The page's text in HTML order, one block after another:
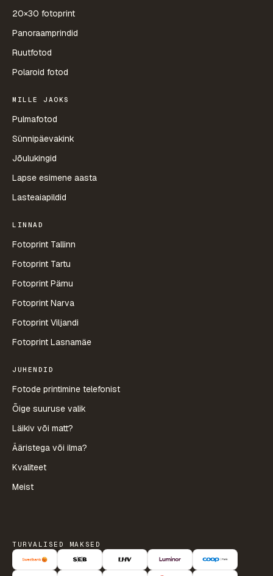
20×30 fotoprint
Panoraamprindid
Ruutfotod
Polaroid fotod
MILLE JAOKS
Pulmafotod
Sünnipäevakink
Jõulukingid
Lapse esimene aasta
Lasteaiapildid
LINNAD
Fotoprint Tallinn
Fotoprint Tartu
Fotoprint Pärnu
Fotoprint Narva
Fotoprint Viljandi
Fotoprint Lasnamäe
JUHENDID
Fotode printimine telefonist
Õige suuruse valik
Läikiv või matt?
Ääristega või ilma?
Kvaliteet
Meist
TURVALISED MAKSED